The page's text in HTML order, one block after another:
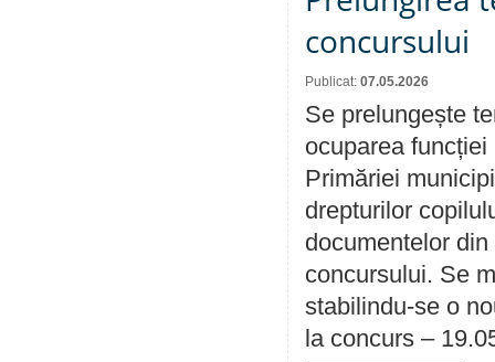
concursului
Publicat: 07.05.2026
Se prelungește
ocuparea
Primăriei
drepturilor
documentelor
concursului. Se
stabilindu-se o
la concurs –